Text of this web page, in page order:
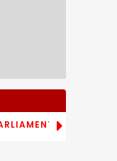
MONSOON